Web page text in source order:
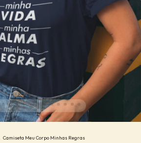
Camiseta Meu Corpo Minhas Regras